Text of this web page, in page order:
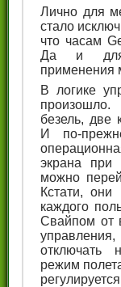
Лично для
стало
что часам
Да и для
применения
В логике
безель, две
И по-
экрана при
можно
Кстати,
каждого
Свайпом от
отключать
режим